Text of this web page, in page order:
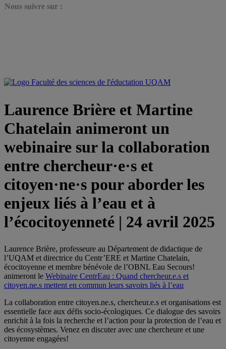
Nous suivre sur :
Laurence Brière et Martine
Chatelain animeront un
webinaire sur la collaboration
entre chercheur·e·s et
citoyen·ne·s pour aborder les
enjeux liés à l’eau et à
l’écocitoyenneté | 24 avril 2025
Laurence Brière, professeure au Département de didactique de
l’UQAM et directrice du Centr’ERE et Martine Chatelain,
écocitoyenne et membre bénévole de l’OBNL Eau Secours!
animeront le Webinaire CentrEau : Quand chercheur.e.s et
citoyen.ne.s mettent en commun leurs savoirs liés à l’eau
La collaboration entre citoyen.ne.s, chercheur.e.s et organisations est
essentielle face aux défis socio-écologiques. Ce dialogue des savoirs
enrichit à la fois la recherche et l’action pour la protection de l’eau et
des écosystèmes. Venez en discuter avec une chercheure et une
citoyenne engagées!